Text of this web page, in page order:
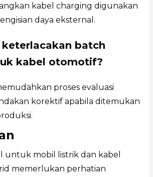
kabel charging digunakan
daya eksternal.
batch
kabel otomotif?
proses evaluasi
korektif apabila ditemukan
untuk mobil listrik dan kabel
memerlukan perhatian